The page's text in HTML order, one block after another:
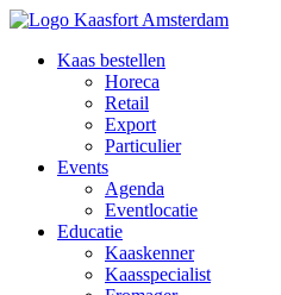
Kaas bestellen
Horeca
Retail
Export
Particulier
Events
Agenda
Eventlocatie
Educatie
Kaaskenner
Kaasspecialist